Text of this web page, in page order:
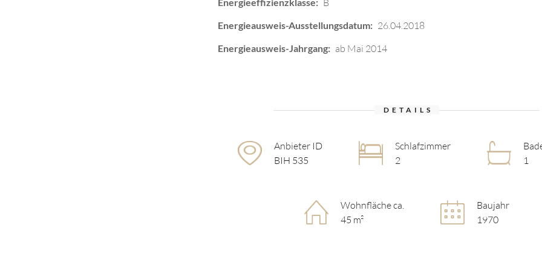
B
Energieausweis-Ausstellungsdatum: 26.04.2018
Energieausweis-Jahrgang: ab Mai 2014
DETAILS
Anbieter ID
BIH 535
Schlafzimmer
2
1
Wohnfläche ca.
45 m²
Baujahr
1970